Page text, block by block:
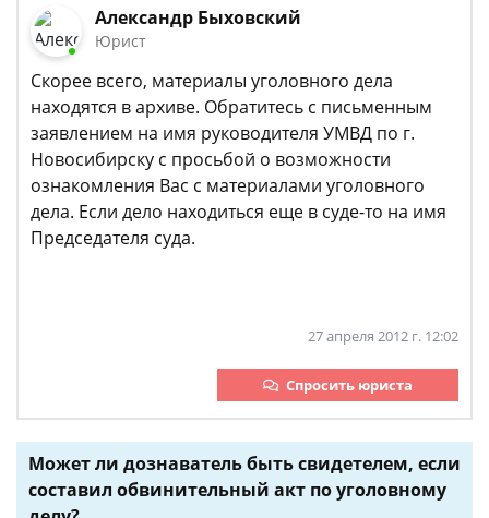
Александр Быховский
Юрист
Скорее всего, материалы уголовного дела
находятся в архиве. Обратитесь с письменным
заявлением на имя руководителя УМВД по г.
Новосибирску с просьбой о возможности
ознакомления Вас с материалами уголовного
дела. Если дело находиться еще в суде-то на имя
Председателя суда.
27 апреля 2012 г. 12:02
Спросить юриста
Может ли дознаватель быть свидетелем, если
составил обвинительный акт по уголовному